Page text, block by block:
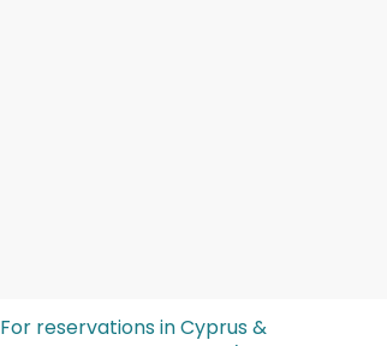
For reservations in Cyprus &